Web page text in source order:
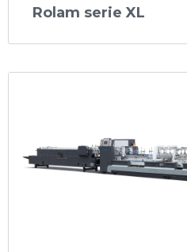
Rolam serie XL